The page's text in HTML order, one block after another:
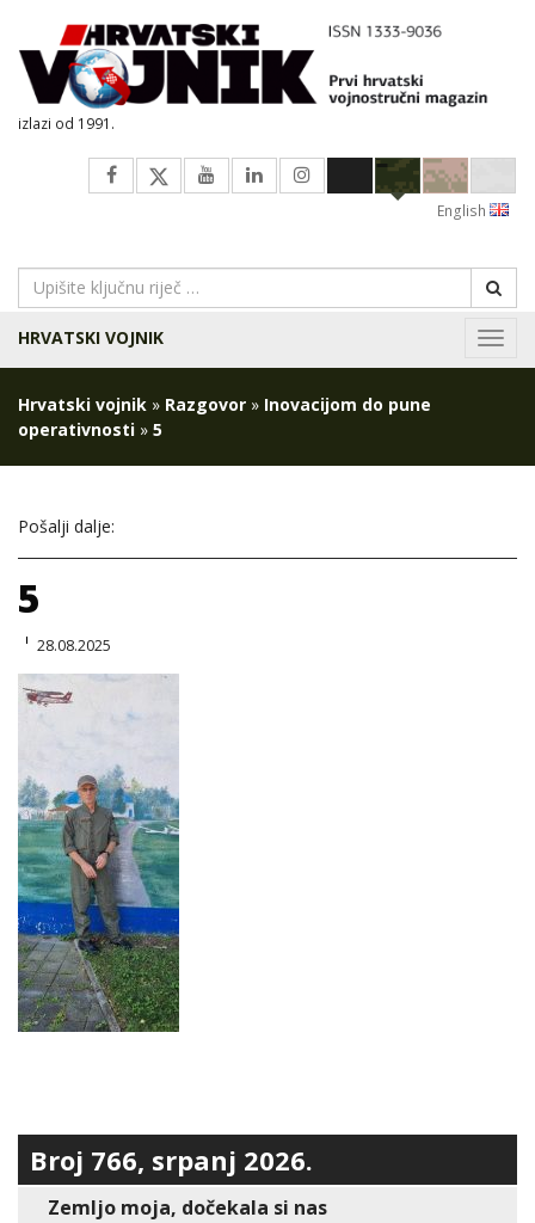
izlazi od 1991.
English
HRVATSKI VOJNIK
Hrvatski vojnik » Razgovor » Inovacijom do pune
operativnosti » 5
Pošalji dalje:
5
28.08.2025
Broj 766, srpanj 2026.
Zemljo moja, dočekala si nas